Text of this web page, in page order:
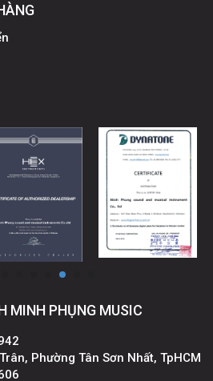
MINH PHỤNG MUSIC
Phường Tân Sơn Nhất, TpHCM